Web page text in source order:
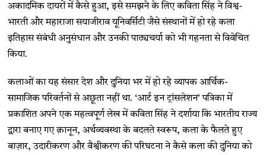
अकादमिक दायरों में कैसे हुआ, इसे समझने के लिए कविता सिंह ने विश्व-
भारती और महाराजा सयाजीराव यूनिवर्सिटी जैसे संस्थानों में हो रहे कला
इतिहास संबंधी अनुसंधान और उनकी पाठ्यचर्या को भी गहनता से विवेचित
किया.
कलाओं का यह संसार देश और दुनिया भर में हो रहे व्यापक आर्थिक-
सामाजिक परिवर्तनों से अछूता नहीं था. ‘आर्ट इन ट्रांसलेशन’ पत्रिका में
प्रकाशित अपने एक महत्वपूर्ण लेख में कविता सिंह ने दर्शाया कि भारतीय राज्य
द्वारा बनाए गए क़ानून, अर्थव्यवस्था के बदलते स्वरूप, कला के फैलते हुए
बाज़ार, उदारीकरण और वैश्वीकरण की परिघटना ने कैसे कला की दुनिया को